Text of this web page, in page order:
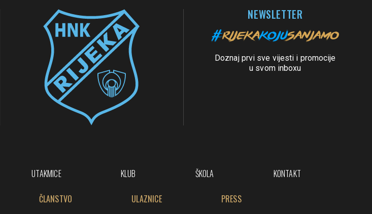
NEWSLETTER
Doznaj prvi sve vijesti i promocije
u svom inboxu
UTAKMICE KLUB ŠKOLA KONTAKT
ČLANSTVO ULAZNICE PRESS